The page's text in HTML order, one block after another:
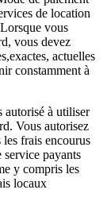
de location
vous
vous devez
actuelles
constamment à
autorisé à utiliser
Vous autorisez
frais encourus
service payants
y compris les
locaux